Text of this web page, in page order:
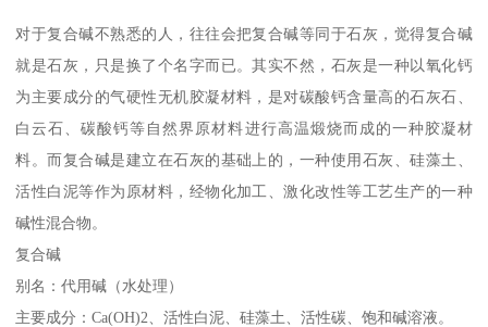
对于复合碱不熟悉的人，往往会把复合碱等同于石灰，觉得复合碱
就是石灰，只是换了个名字而已。其实不然，石灰是一种以氧化钙
为主要成分的气硬性无机胶凝材料，是对碳酸钙含量高的石灰石、
白云石、碳酸钙等自然界原材料进行高温煅烧而成的一种胶凝材
料。而复合碱是建立在石灰的基础上的，一种使用石灰、硅藻土、
活性白泥等作为原材料，经物化加工、激化改性等工艺生产的一种
碱性混合物。
复合碱
别名：代用碱（水处理）
主要成分：Ca(OH)2、活性白泥、硅藻土、活性碳、饱和碱溶液。